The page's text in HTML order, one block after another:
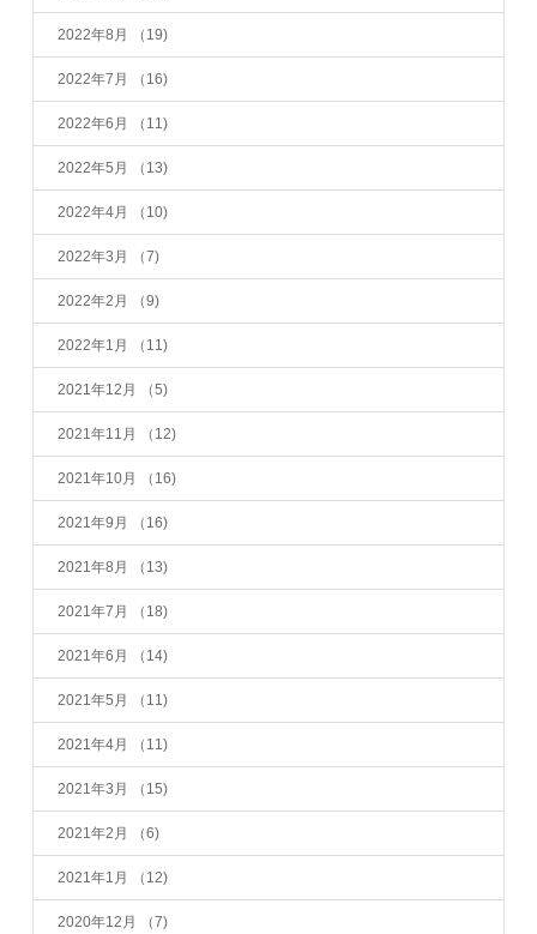
2022年8月 （19)
2022年7月 （16)
2022年6月 （11)
2022年5月 （13)
2022年4月 （10)
2022年3月 （7)
2022年2月 （9)
2022年1月 （11)
2021年12月 （5)
2021年11月 （12)
2021年10月 （16)
2021年9月 （16)
2021年8月 （13)
2021年7月 （18)
2021年6月 （14)
2021年5月 （11)
2021年4月 （11)
2021年3月 （15)
2021年2月 （6)
2021年1月 （12)
2020年12月 （7)